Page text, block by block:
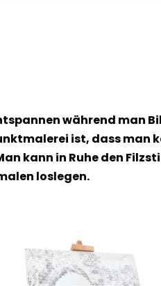
während man
ist, dass man
kann in Ruhe den
loslegen.